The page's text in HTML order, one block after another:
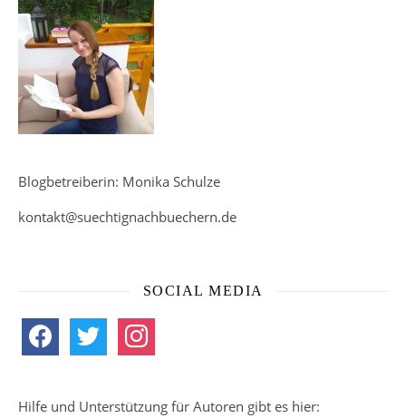
Blogbetreiberin: Monika Schulze
kontakt@suechtignachbuechern.de
SOCIAL MEDIA
facebook twitter instagram
Hilfe und Unterstützung für Autoren gibt es hier: